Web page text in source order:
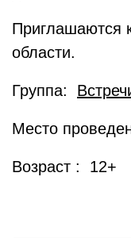
Приглашаются
области.
Группа:
Место
Возраст : 12+